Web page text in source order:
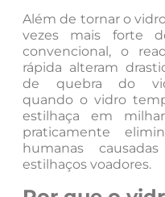
Além de tornar o
vezes mais forte
convencional, o
rápida alteram
de quebra do
quando o vidro
estilhaça em
praticamente
humanas
estilhaços voadores.